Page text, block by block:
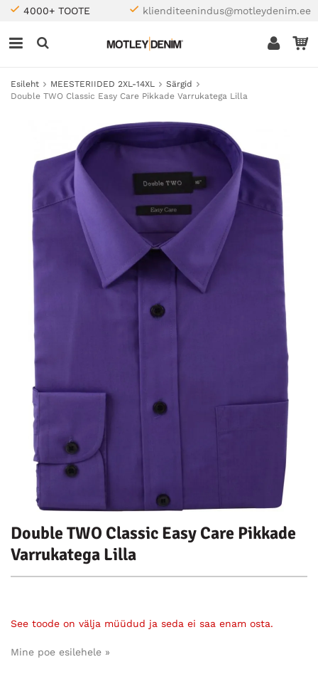
4000+ TOOTE klienditeenindus@motleydenim.ee
Esileht MEESTERIIDED 2XL-14XL
Särgid
Double TWO Classic Easy Care Pikkade Varrukatega Lilla
Double TWO Classic Easy Care Pikkade
Varrukatega Lilla
See toode on välja müüdud ja seda ei saa enam osta.
Mine poe esilehele »